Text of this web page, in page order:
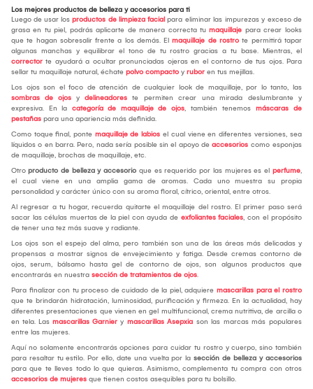
Los mejores productos de belleza y accesorios para ti
Luego de usar los productos de limpieza facial para eliminar las impurezas y exceso de
grasa en tu piel, podrás aplicarte de manera correcta tu maquillaje para crear looks
que te hagan sobresalir frente a los demás. El maquillaje de rostro te permitirá tapar
algunas manchas y equilibrar el tono de tu rostro gracias a tu base. Mientras, el
corrector te ayudará a ocultar pronunciadas ojeras en el contorno de tus ojos. Para
sellar tu maquillaje natural, échate polvo compacto y rubor en tus mejillas.
Los ojos son el foco de atención de cualquier look de maquillaje, por lo tanto, las
sombras de ojos y delineadores te permiten crear una mirada deslumbrante y
expresiva. En la categoría de maquillaje de ojos, también tenemos máscaras de
pestañas para una apariencia más definida.
Como toque final, ponte maquillaje de labios el cual viene en diferentes versiones, sea
líquidos o en barra. Pero, nada sería posible sin el apoyo de accesorios como esponjas
de maquillaje, brochas de maquillaje, etc.
Otro producto de belleza y accesorio que es requerido por las mujeres es el perfume,
el cual viene en una amplia gama de aromas. Cada uno muestra su propia
personalidad y carácter único con su aroma floral, cítrico, oriental, entre otros.
Al regresar a tu hogar, recuerda quitarte el maquillaje del rostro. El primer paso será
sacar las células muertas de la piel con ayuda de exfoliantes faciales, con el propósito
de tener una tez más suave y radiante.
Los ojos son el espejo del alma, pero también son una de las áreas más delicadas y
propensas a mostrar signos de envejecimiento y fatiga. Desde cremas contorno de
ojos, serum, bálsamo hasta gel de contorno de ojos, son algunos productos que
encontrarás en nuestra sección de tratamientos de ojos.
Para finalizar con tu proceso de cuidado de la piel, adquiere mascarillas para el rostro
que te brindarán hidratación, luminosidad, purificación y firmeza. En la actualidad, hay
diferentes presentaciones que vienen en gel multifuncional, crema nutritiva, de arcilla o
en tela. Las mascarillas Garnier y mascarillas Asepxia son las marcas más populares
entre las mujeres.
Aquí no solamente encontrarás opciones para cuidar tu rostro y cuerpo, sino también
para resaltar tu estilo. Por ello, date una vuelta por la sección de belleza y accesorios
para que te lleves todo lo que quieras. Asimismo, complementa tu compra con otros
accesorios de mujeres que tienen costos asequibles para tu bolsillo.